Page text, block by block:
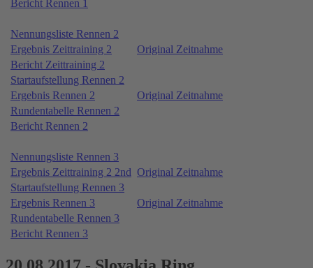
Bericht Rennen 1
Nennungsliste Rennen 2
Ergebnis Zeittraining 2
Original Zeitnahme
Bericht Zeittraining 2
Startaufstellung Rennen 2
Ergebnis Rennen 2
Original Zeitnahme
Rundentabelle Rennen 2
Bericht Rennen 2
Nennungsliste Rennen 3
Ergebnis Zeittraining 2 2nd Original Zeitnahme
Startaufstellung Rennen 3
Ergebnis Rennen 3
Original Zeitnahme
Rundentabelle Rennen 3
Bericht Rennen 3